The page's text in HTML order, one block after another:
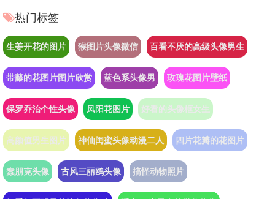
热门标签
生姜开花的图片 猴图片头像微信 百看不厌的高级头像男生
带藤的花图片图片欣赏 蓝色系头像男 玫瑰花图片壁纸
保罗乔治个性头像 凤阳花图片 好看的头像框女生
高颜值男生图片 神仙闺蜜头像动漫二人 四片花瓣的花图片
蠢朋克头像 古风三丽鸥头像 搞怪动物照片